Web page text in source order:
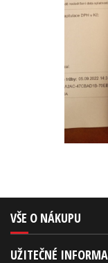
VŠE O NÁKUPU
UŽITEČNÉ